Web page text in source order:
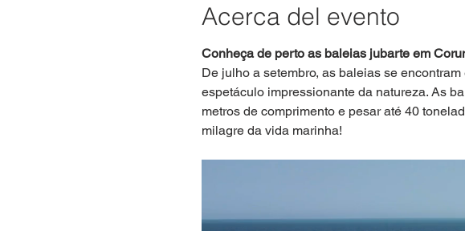
Acerca del evento
Conheça de perto as baleias jubarte em
De julho a setembro, as baleias se
espetáculo impressionante da natureza. As
metros de comprimento e pesar até 40
milagre da vida marinha!